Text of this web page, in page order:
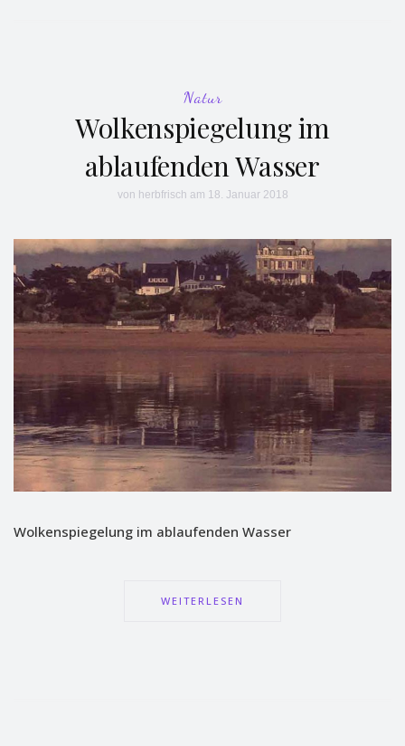
Natur
Wolkenspiegelung im
ablaufenden Wasser
von herbfrisch am 18. Januar 2018
Wolkenspiegelung im ablaufenden Wasser
WEITERLESEN